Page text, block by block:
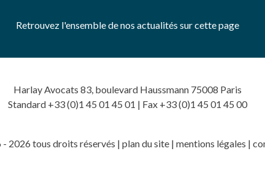
Retrouvez l'ensemble de nos actualités sur cette page
Harlay Avocats 83, boulevard Haussmann 75008 Paris
Standard +33 (0)1 45 01 45 01 | Fax +33 (0)1 45 01 45 00
2026 tous droits réservés | plan du site| mentions légales |